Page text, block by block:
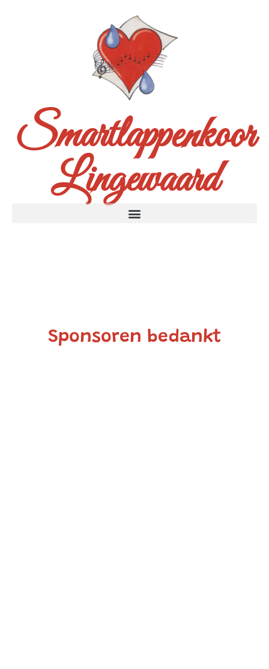
Smartlappenkoor
Lingewaard
Sponsoren bedankt